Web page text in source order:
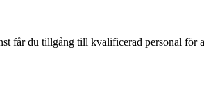
får du tillgång till kvalificerad personal för